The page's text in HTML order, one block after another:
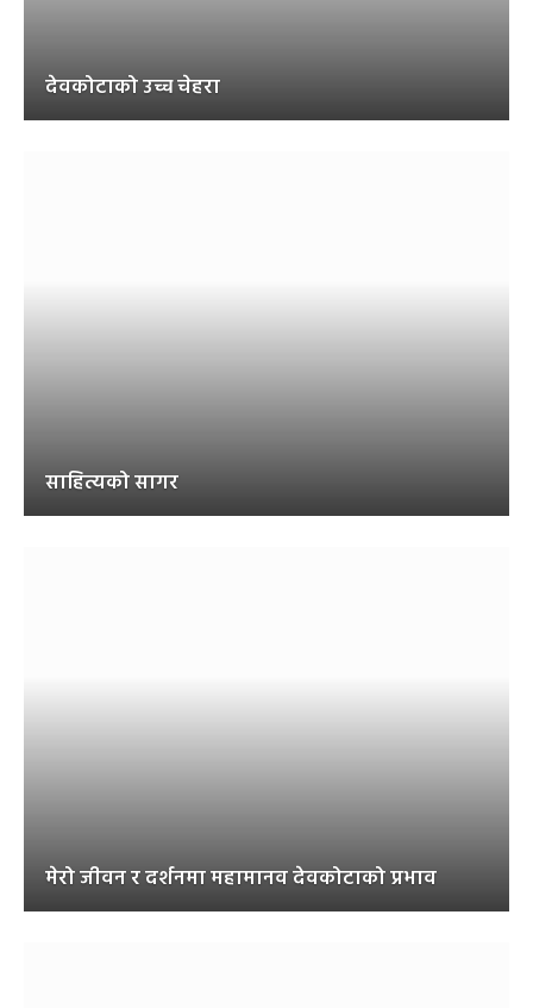
देवकोटाको उच्च चेहरा
साहित्यको सागर
मेरो जीवन र दर्शनमा महामानव देवकोटाको प्रभाव